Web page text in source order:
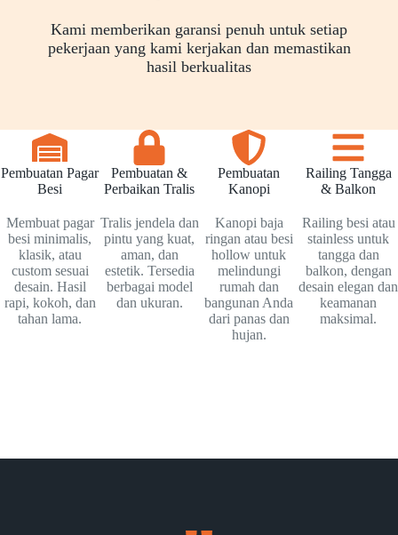
Kami memberikan garansi penuh untuk setiap
pekerjaan yang kami kerjakan dan memastikan
hasil berkualitas
Pembuatan Pagar
Besi
Membuat pagar
besi minimalis,
klasik, atau
custom sesuai
desain. Hasil
rapi, kokoh, dan
tahan lama.
Pembuatan &
Perbaikan Tralis
Tralis jendela dan
pintu yang kuat,
aman, dan
estetik. Tersedia
berbagai model
dan ukuran.
Pembuatan
Kanopi
Kanopi baja
ringan atau besi
hollow untuk
melindungi
rumah dan
bangunan Anda
dari panas dan
hujan.
Railing Tangga
& Balkon
Railing besi atau
stainless untuk
tangga dan
balkon, dengan
desain elegan dan
keamanan
maksimal.